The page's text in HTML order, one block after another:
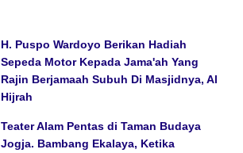
H. Puspo Wardoyo Berikan Hadiah
Sepeda Motor Kepada Jama'ah Yang
Rajin Berjamaah Subuh Di Masjidnya, Al
Hijrah
Teater Alam Pentas di Taman Budaya
Jogja. Bambang Ekalaya, Ketika